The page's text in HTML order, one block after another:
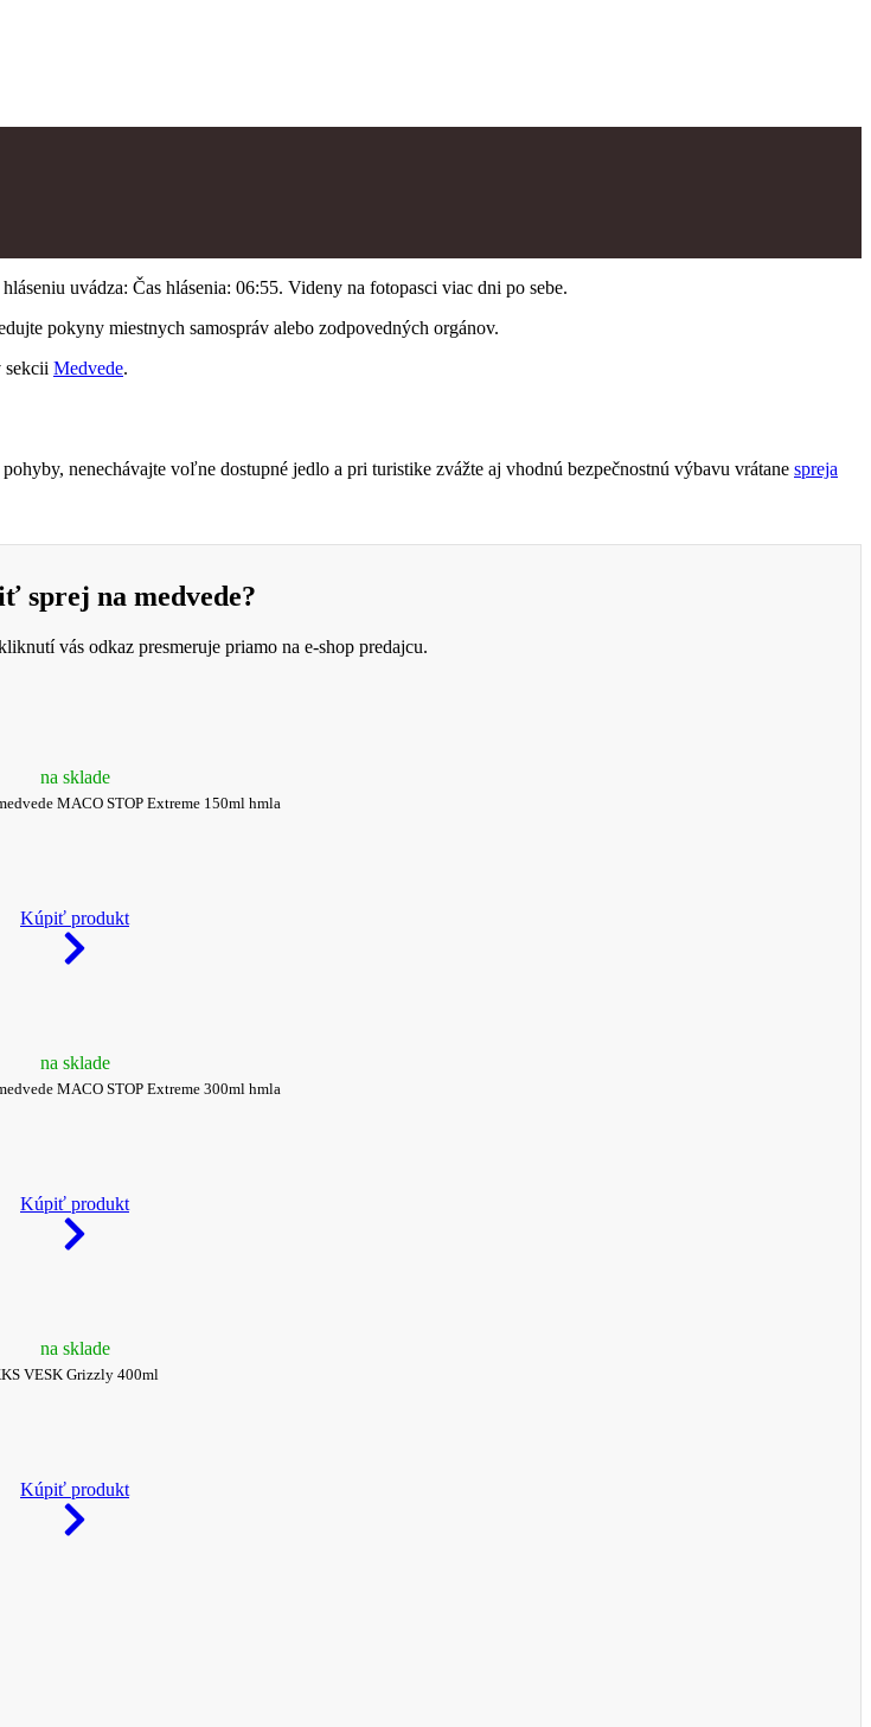
uvádza: Čas hlásenia: 06:55. Videny na fotopasci viac dni po sebe.
pokyny miestnych samospráv alebo zodpovedných orgánov.
sekcii Medvede.
nenechávajte voľne dostupné jedlo a pri turistike zvážte aj vhodnú bezpečnostnú výbavu vrátane spreja
sprej na medvede?
vás odkaz presmeruje priamo na e-shop predajcu.
na sklade
MACO STOP Extreme 150ml hmla
Kúpiť produkt
na sklade
MACO STOP Extreme 300ml hmla
Kúpiť produkt
na sklade
VESK Grizzly 400ml
Kúpiť produkt